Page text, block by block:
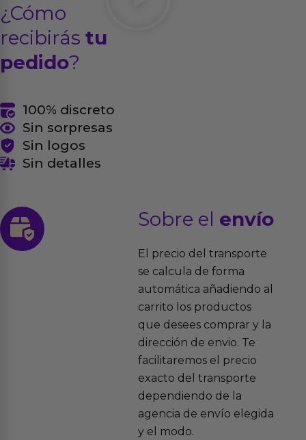
¿Cómo
recibirás tu
pedido?
100% discreto
Sin sorpresas
Sin logos
Sin detalles
Sobre el envío
El precio del transporte
se calcula de forma
automática añadiendo al
carrito los productos
que desees comprar y la
dirección de envio. Te
facilitaremos el precio
exacto del transporte
dependiendo de la
agencia de envío elegida
y el modo.